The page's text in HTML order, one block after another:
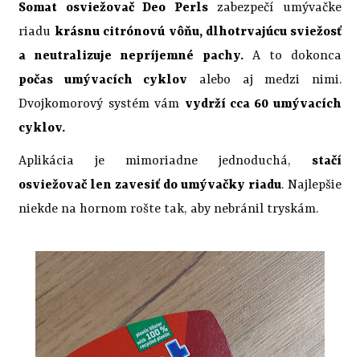
Somat osviežovač Deo Perlszabezpečí umývačke
riadu krásnu citrónovú vôňu, dlhotrvajúcu sviežosť
a neutralizuje nepríjemné pachy.A to dokonca
počas umývacích cyklov alebo aj medzi nimi.
Dvojkomorový systém vám vydrží cca 60 umývacích
cyklov.
Aplikácia je mimoriadne jednoduchá, stačí
osviežovač len zavesiť do umývačky riadu. Najlepšie
niekde na hornom rošte tak, aby nebránil tryskám.